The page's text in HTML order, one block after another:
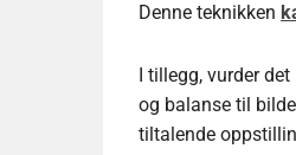
Denne teknikken
I tillegg, vurder
og balanse til
tiltalende